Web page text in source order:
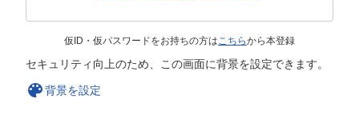
仮ID・仮パスワードをお持ちの方はこちらから本登録
セキュリティ向上のため、この画面に背景を設定できます。
背景を設定